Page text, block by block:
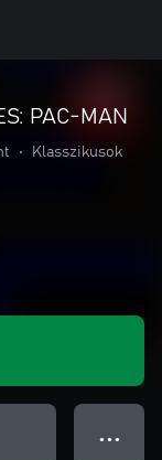
PAC-MAN
• Klasszikusok
● ● ●